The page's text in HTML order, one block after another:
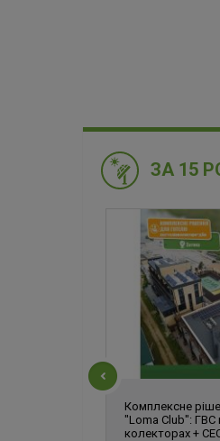
ЗА 15
Комплексне
"Loma Club": ГВС
колекторах +